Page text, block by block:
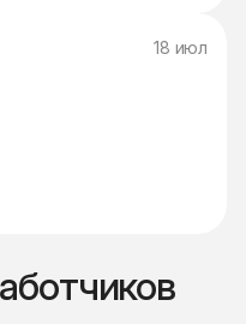
18 июл